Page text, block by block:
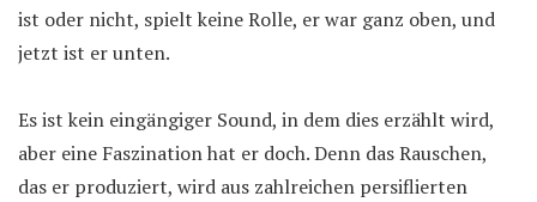
ist oder nicht, spielt keine Rolle, er war ganz oben, und
jetzt ist er unten.
Es ist kein eingängiger Sound, in dem dies erzählt wird,
aber eine Faszination hat er doch. Denn das Rauschen,
das er produziert, wird aus zahlreichen persiflierten